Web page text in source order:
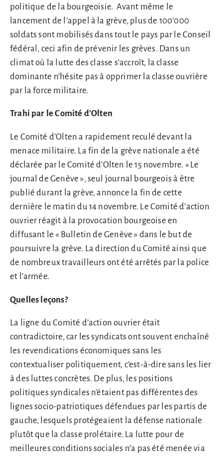
politique de la bourgeoisie. Avant même le
lancement de l’appel à la grève, plus de 100’000
soldats sont mobilisés dans tout le pays par le Conseil
fédéral, ceci afin de prévenir les grèves. Dans un
climat où la lutte des classe s’accroît, la classe
dominante n’hésite pas à opprimer la classe ouvrière
par la force militaire.
Trahi par le Comité d’Olten
Le Comité d’Olten a rapidement reculé devant la
menace militaire. La fin de la grève nationale a été
déclarée par le Comité d’Olten le 15 novembre. « Le
journal de Genève », seul journal bourgeois à être
publié durant la grève, annonce la fin de cette
dernière le matin du 14 novembre. Le Comité d’action
ouvrier réagit à la provocation bourgeoise en
diffusant le « Bulletin de Genève » dans le but de
poursuivre la grève. La direction du Comité ainsi que
de nombreux travailleurs ont été arrêtés par la police
et l’armée.
Quelles leçons?
La ligne du Comité d’action ouvrier était
contradictoire, car les syndicats ont souvent enchaîné
les revendications économiques sans les
contextualiser politiquement, c’est-à-dire sans les lier
à des luttes concrètes. De plus, les positions
politiques syndicales n’étaient pas différentes des
lignes socio-patriotiques défendues par les partis de
gauche, lesquels protégeaient la défense nationale
plutôt que la classe prolétaire. La lutte pour de
meilleures conditions sociales n’a pas été menée via